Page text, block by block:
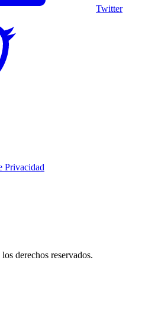
Twitter
Privacidad
derechos reservados.